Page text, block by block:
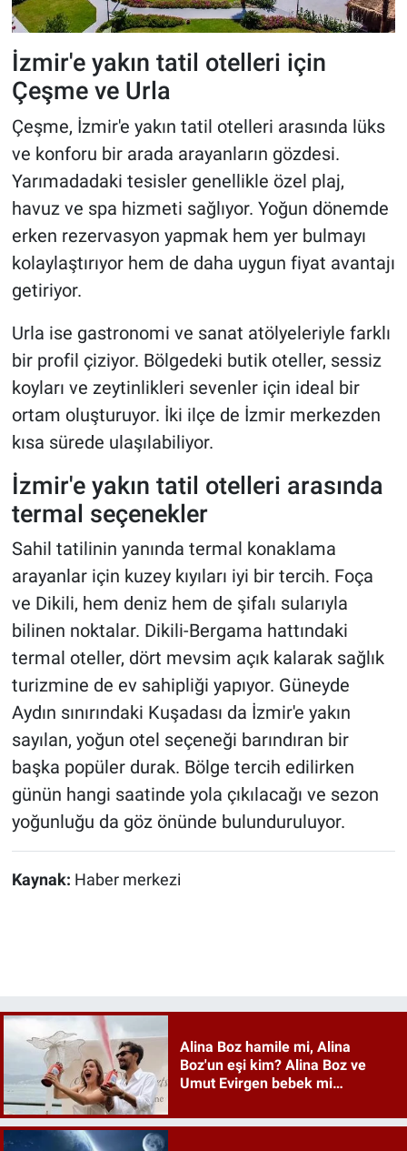
İzmir'e yakın tatil otelleri için
Çeşme ve Urla
Çeşme, İzmir'e yakın tatil otelleri arasında lüks
ve konforu bir arada arayanların gözdesi.
Yarımadadaki tesisler genellikle özel plaj,
havuz ve spa hizmeti sağlıyor. Yoğun dönemde
erken rezervasyon yapmak hem yer bulmayı
kolaylaştırıyor hem de daha uygun fiyat avantajı
getiriyor.
Urla ise gastronomi ve sanat atölyeleriyle farklı
bir profil çiziyor. Bölgedeki butik oteller, sessiz
koyları ve zeytinlikleri sevenler için ideal bir
ortam oluşturuyor. İki ilçe de İzmir merkezden
kısa sürede ulaşılabiliyor.
İzmir'e yakın tatil otelleri arasında
termal seçenekler
Sahil tatilinin yanında termal konaklama
arayanlar için kuzey kıyıları iyi bir tercih. Foça
ve Dikili, hem deniz hem de şifalı sularıyla
bilinen noktalar. Dikili-Bergama hattındaki
termal oteller, dört mevsim açık kalarak sağlık
turizmine de ev sahipliği yapıyor. Güneyde
Aydın sınırındaki Kuşadası da İzmir'e yakın
sayılan, yoğun otel seçeneği barındıran bir
başka popüler durak. Bölge tercih edilirken
günün hangi saatinde yola çıkılacağı ve sezon
yoğunluğu da göz önünde bulunduruluyor.
Kaynak: Haber merkezi
Alina Boz hamile mi, Alina
Boz'un eşi kim? Alina Boz ve
Umut Evirgen bebek mi